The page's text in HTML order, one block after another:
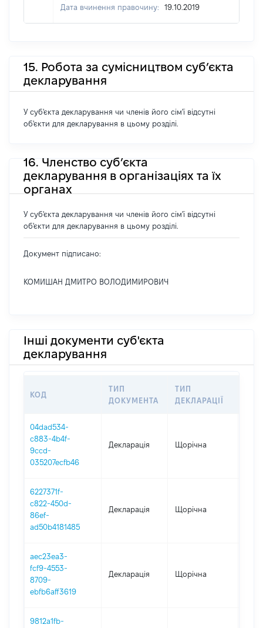
Дата вчинення правочину:
19.10.2019
15. Робота за сумісництвом суб’єкта
декларування
У суб'єкта декларування чи членів його сім'ї відсутні
об'єкти для декларування в цьому розділі.
16. Членство суб’єкта
декларування в організаціях та їх
органах
У суб'єкта декларування чи членів його сім'ї відсутні
об'єкти для декларування в цьому розділі.
Документ підписано:
КОМИШАН ДМИТРО ВОЛОДИМИРОВИЧ
Інші документи суб'єкта
декларування
КОД
ТИП
ДОКУМЕНТА
ТИП
ДЕКЛАРАЦІЇ
04dad534-
c883-4b4f-
9ccd-
035207ecfb46
Декларація Щорічна
6227371f-
c822-450d-
86ef-
ad50b4181485
Декларація Щорічна
aec23ea3-
fcf9-4553-
8709-
ebfb6aff3619
Декларація Щорічна
9812a1fb-